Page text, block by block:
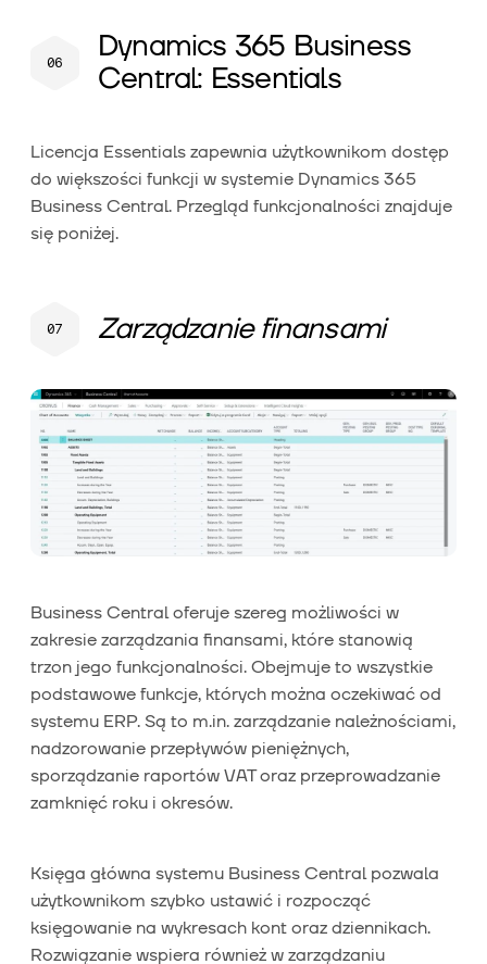
Dynamics 365 Business
Central: Essentials
Licencja Essentials zapewnia użytkownikom dostęp
do większości funkcji w systemie Dynamics 365
Business Central. Przegląd funkcjonalności znajduje
się poniżej.
Zarządzanie finansami
Business Central oferuje szereg możliwości w
zakresie zarządzania finansami, które stanowią
trzon jego funkcjonalności. Obejmuje to wszystkie
podstawowe funkcje, których można oczekiwać od
systemu ERP. Są to m.in. zarządzanie należnościami,
nadzorowanie przepływów pieniężnych,
sporządzanie raportów VAT oraz przeprowadzanie
zamknięć roku i okresów.
Księga główna systemu Business Central pozwala
użytkownikom szybko ustawić i rozpocząć
księgowanie na wykresach kont oraz dziennikach.
Rozwiązanie wspiera również w zarządzaniu